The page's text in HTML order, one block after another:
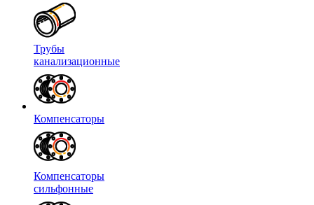
Трубы
канализационные
Компенсаторы
Компенсаторы
сильфонные